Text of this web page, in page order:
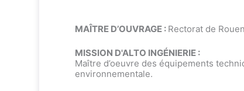
MAÎTRE D’OUVRAGE : Rectorat de Rouen
MISSION D'ALTO INGÉNIERIE :
Maître d’oeuvre des équipements
environnementale.